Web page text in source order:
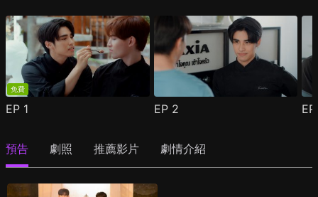
免費
EP 1 EP 2
預告 劇照 推薦影片 劇情介紹